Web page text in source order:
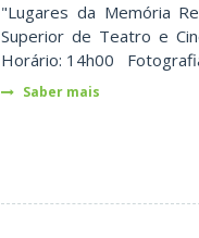
"Lugares da Memória
Superior de Teatro e
Horário: 14h00
Saber mais